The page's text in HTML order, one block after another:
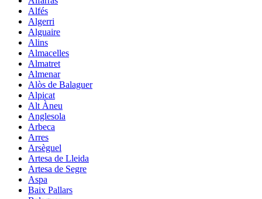
Alfés
Algerri
Alguaire
Alins
Almacelles
Almatret
Almenar
Alòs de Balaguer
Alpicat
Alt Àneu
Anglesola
Arbeca
Arres
Arsèguel
Artesa de Lleida
Artesa de Segre
Aspa
Baix Pallars